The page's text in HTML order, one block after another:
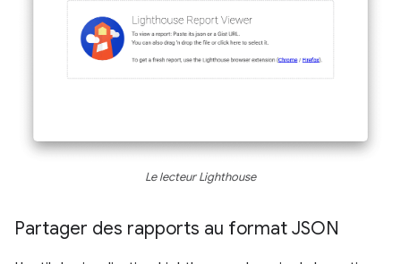
Le lecteur Lighthouse
Partager des rapports au format JSON